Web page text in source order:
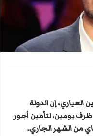
إن الدولة
بتوفير 700 مليار في ظرف يومين، لتأمين أجور